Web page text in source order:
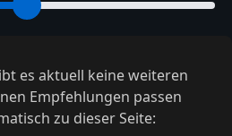
es aktuell keine weiteren
Empfehlungen passen
zu dieser Seite: